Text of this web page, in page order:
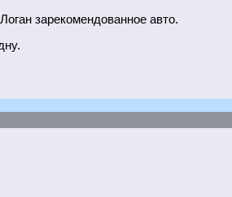
зарекомендованное авто.